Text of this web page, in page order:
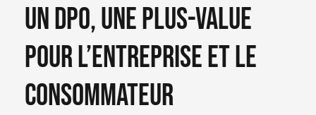
Un DPO, une plus-value
pour l’entreprise et le
consommateur